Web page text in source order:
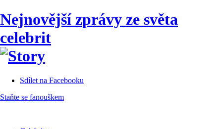
Nejnovější zprávy ze světa
celebrit
Sdílet na Facebooku
Staňte se fanouškem